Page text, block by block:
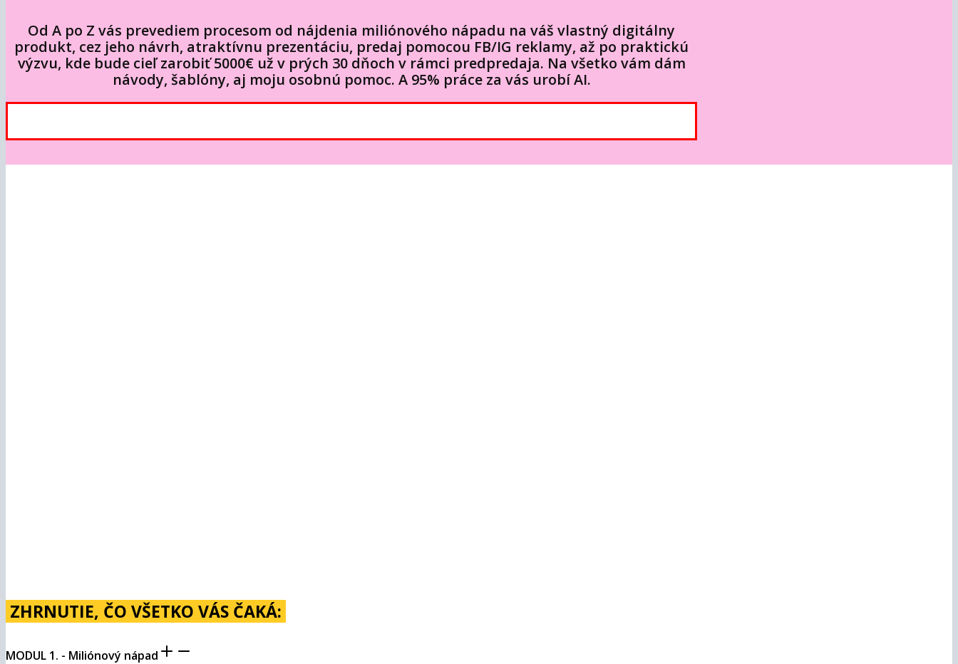
Od A po Z vás prevediem procesom od nájdenia miliónového nápadu na váš vlastný digitálny
produkt, cez jeho návrh, atraktívnu prezentáciu, predaj pomocou FB/IG reklamy, až po praktickú
výzvu, kde bude cieľ zarobiť 5000€ už v prých 30 dňoch v rámci predpredaja. Na všetko vám dám
návody, šablóny, aj moju osobnú pomoc. A 95% práce za vás urobí AI.
ZHRNUTIE, ČO VŠETKO VÁS ČAKÁ:
MODUL 1. - Miliónový nápad